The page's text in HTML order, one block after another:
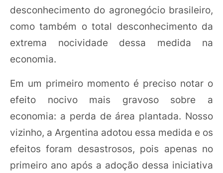
desconhecimento do agronegócio brasileiro,
como também o total desconhecimento da
extrema nocividade dessa medida na
economia.
Em um primeiro momento é preciso notar o
efeito nocivo mais gravoso sobre a
economia: a perda de área plantada. Nosso
vizinho, a Argentina adotou essa medida e os
efeitos foram desastrosos, pois apenas no
primeiro ano após a adoção dessa iniciativa